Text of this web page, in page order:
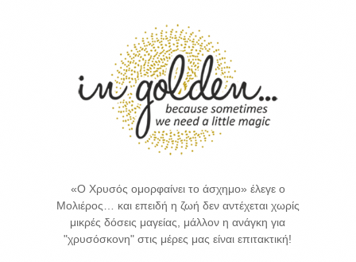
«Ο Χρυσός ομορφαίνει το άσχημο» έλεγε ο
Μολιέρος… και επειδή η ζωή δεν αντέχεται χωρίς
μικρές δόσεις μαγείας, μάλλον η ανάγκη για
"χρυσόσκονη" στις μέρες μας είναι επιτακτική!